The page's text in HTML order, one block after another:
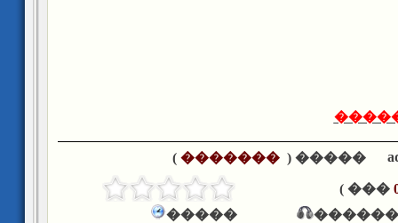
����
����� (
�������
)
��� )
�����